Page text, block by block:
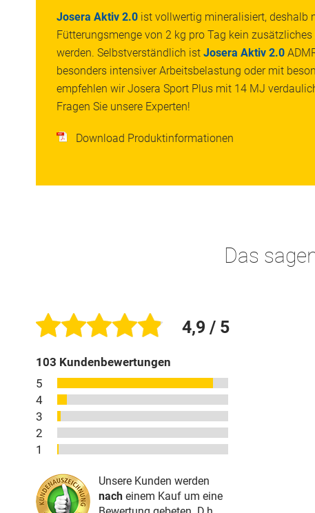
Josera Aktiv 2.0 ist vollwertig mineralisiert, deshalb
Fütterungsmenge von 2 kg pro Tag kein
werden. Selbstverständlich ist Josera Aktiv 2.0
besonders intensiver Arbeitsbelastung oder mit
empfehlen wir Josera Sport Plus mit 14 MJ
Fragen Sie unsere Experten!
Download Produktinformationen
Das
4,9 / 5
103 Kundenbewertungen
5
4
3
2
1
Unsere Kunden werden
nach einem Kauf um eine